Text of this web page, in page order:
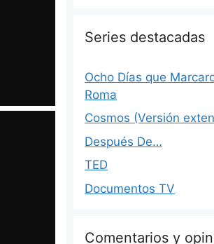
Series destacadas
Ocho Días que
Roma
Cosmos (Versión
Después De…
TED
Documentos TV
Comentarios y